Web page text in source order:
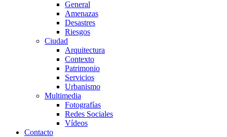
General
Amenazas
Desastres
Riesgos
Ciudad
Arquitectura
Contexto
Patrimonio
Servicios
Urbanismo
Multimedia
Fotografías
Redes Sociales
Vídeos
Contacto